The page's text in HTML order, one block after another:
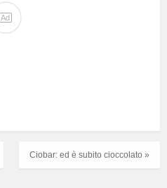
Ad
Ciobar: ed è subito cioccolato »